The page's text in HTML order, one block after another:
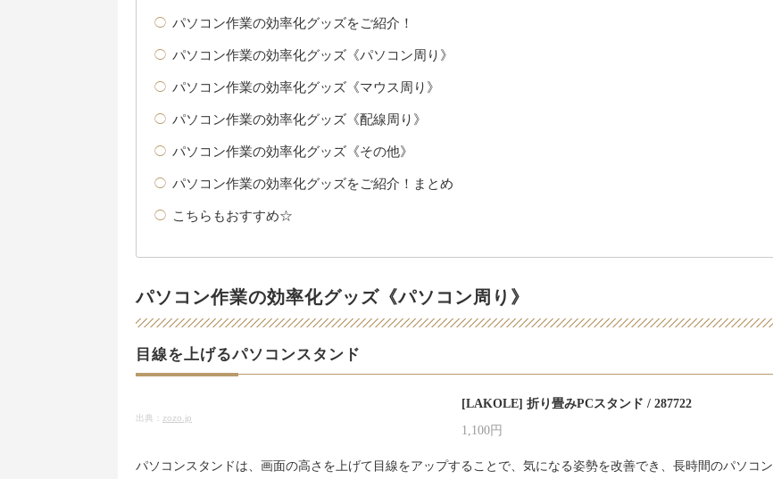
パソコン作業の効率化グッズをご紹介！
パソコン作業の効率化グッズ《パソコン周り》
パソコン作業の効率化グッズ《マウス周り》
パソコン作業の効率化グッズ《配線周り》
パソコン作業の効率化グッズ《その他》
パソコン作業の効率化グッズをご紹介！まとめ
こちらもおすすめ☆
パソコン作業の効率化グッズ《パソコン周り》
目線を上げるパソコンスタンド
出典： zozo.jp
[LAKOLE] 折り畳みPCスタンド / 287722
1,100円
パソコンスタンドは、画面の高さを上げて目線をアップすることで、気になる姿勢を改善でき、長時間のパソコン